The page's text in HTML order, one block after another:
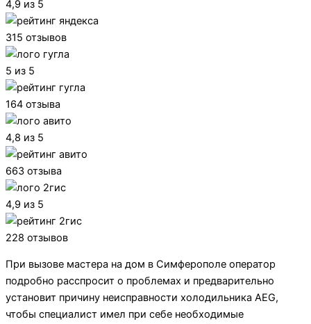
4,9 из 5
315 отзывов
5 из 5
164 отзыва
4,8 из 5
663 отзыва
4,9 из 5
228 отзывов
При вызове мастера на дом в Симферополе оператор
подробно расспросит о проблемах и предварительно
установит причину неисправности холодильника AEG,
чтобы специалист имел при себе необходимые